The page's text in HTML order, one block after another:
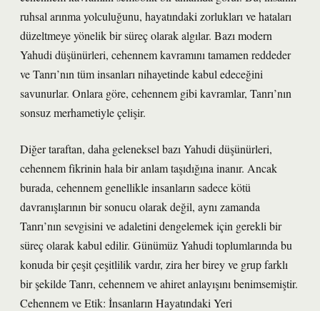
ruhsal arınma yolculuğunu, hayatındaki zorlukları ve hataları
düzeltmeye yönelik bir süreç olarak algılar. Bazı modern
Yahudi düşünürleri, cehennem kavramını tamamen reddeder
ve Tanrı’nın tüm insanları nihayetinde kabul edeceğini
savunurlar. Onlara göre, cehennem gibi kavramlar, Tanrı’nın
sonsuz merhametiyle çelişir.
Diğer taraftan, daha geleneksel bazı Yahudi düşünürleri,
cehennem fikrinin hala bir anlam taşıdığına inanır. Ancak
burada, cehennem genellikle insanların sadece kötü
davranışlarının bir sonucu olarak değil, aynı zamanda
Tanrı’nın sevgisini ve adaletini dengelemek için gerekli bir
süreç olarak kabul edilir. Günümüz Yahudi toplumlarında bu
konuda bir çeşit çeşitlilik vardır, zira her birey ve grup farklı
bir şekilde Tanrı, cehennem ve ahiret anlayışını benimsemiştir.
Cehennem ve Etik: İnsanların Hayatındaki Yeri